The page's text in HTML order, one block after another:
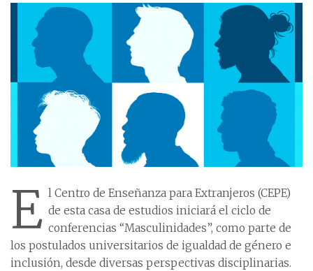
E l Centro de Enseñanza para Extranjeros (CEPE)
de esta casa de estudios iniciará el ciclo de
conferencias “Masculinidades”, como parte de
los postulados universitarios de igualdad de género e
inclusión, desde diversas perspectivas disciplinarias.